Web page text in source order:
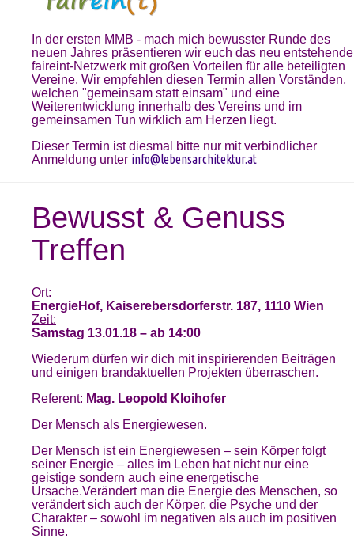
In der ersten MMB - mach mich bewusster Runde des
neuen Jahres präsentieren wir euch das neu entstehende
faireint-Netzwerk mit großen Vorteilen für alle beteiligten
Vereine. Wir empfehlen diesen Termin allen Vorständen,
welchen "gemeinsam statt einsam" und eine
Weiterentwicklung innerhalb des Vereins und im
gemeinsamen Tun wirklich am Herzen liegt.
Dieser Termin ist diesmal bitte nur mit verbindlicher
Anmeldung unter info@lebensarchitektur.at
Bewusst & Genuss
Treffen
Ort:
EnergieHof, Kaiserebersdorferstr. 187, 1110 Wien
Zeit:
Samstag 13.01.18 – ab 14:00
Wiederum dürfen wir dich mit inspirierenden Beiträgen
und einigen brandaktuellen Projekten überraschen.
Referent: Mag. Leopold Kloihofer
Der Mensch als Energiewesen.
Der Mensch ist ein Energiewesen – sein Körper folgt
seiner Energie – alles im Leben hat nicht nur eine
geistige sondern auch eine energetische
Ursache.Verändert man die Energie des Menschen, so
verändert sich auch der Körper, die Psyche und der
Charakter – sowohl im negativen als auch im positiven
Sinne.